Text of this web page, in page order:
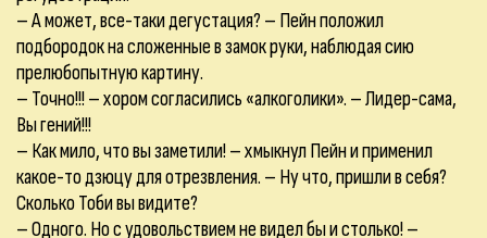
– А может, все-таки дегустация? – Пейн положил
подбородок на сложенные в замок руки, наблюдая сию
прелюбопытную картину.
– Точно!!! – хором согласились «алкоголики». – Лидер-сама,
Вы гений!!!
– Как мило, что вы заметили! – хмыкнул Пейн и применил
какое-то дзюцу для отрезвления. – Ну что, пришли в себя?
Сколько Тоби вы видите?
– Одного. Но с удовольствием не видел бы и столько! –